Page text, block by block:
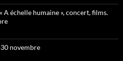
échelle humaine », concert, films.
novembre